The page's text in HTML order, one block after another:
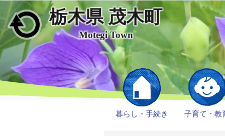
メインコンテンツにスキップ
栃木県 茂木町
Motegi Town
暮らし・手続き 子育て・教